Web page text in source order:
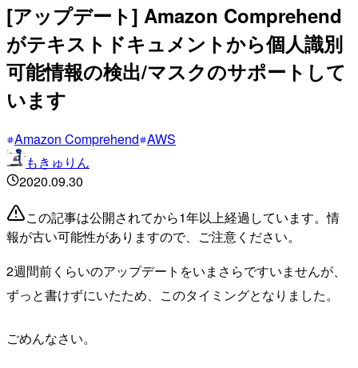
[アップデート] Amazon Comprehend
がテキストドキュメントから個人識別
可能情報の検出/マスクのサポートして
います
Amazon Comprehend AWS
もきゅりん
2020.09.30
この記事は公開されてから1年以上経過しています。情
報が古い可能性がありますので、ご注意ください。
2週間前くらいのアップデートをいまさらですいませんが、
ずっと書けずにいたため、このタイミングとなりました。
ごめんなさい。